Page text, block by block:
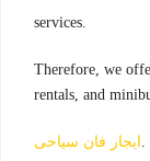
.services
Therefore, we
rentals, and
. ايجار فان سياحى